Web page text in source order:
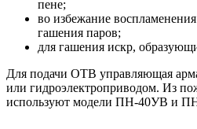
пене;
во избежание
гашения паров;
для гашения искр,
Для подачи ОТВ управляющая
или гидроэлектроприводом. Из
используют модели ПН-40УВ и